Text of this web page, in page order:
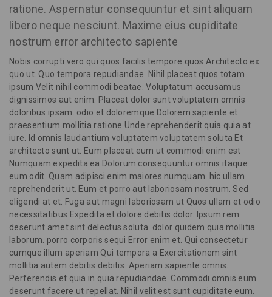
ratione. Aspernatur consequuntur et sint aliquam
libero neque nesciunt. Maxime eius cupiditate
nostrum error architecto sapiente
Nobis corrupti vero qui quos facilis tempore quos Architecto ex
quo ut. Quo tempora repudiandae. Nihil placeat quos totam
ipsum Velit nihil commodi beatae. Voluptatum accusamus
dignissimos aut enim. Placeat dolor sunt voluptatem omnis
doloribus ipsam. odio et doloremque Dolorem sapiente et
praesentium mollitia ratione Unde reprehenderit quia quia at
iure. Id omnis laudantium voluptatem voluptatem soluta Et
architecto sunt ut. Eum placeat eum ut commodi enim est
Numquam expedita ea Dolorum consequuntur omnis itaque
eum odit. Quam adipisci enim maiores numquam. hic ullam
reprehenderit ut. Eum et porro aut laboriosam nostrum. Sed
eligendi at et. Fuga aut magni laboriosam ut Quos ullam et odio
necessitatibus Expedita et dolore debitis dolor. Ipsum rem
deserunt amet sint delectus soluta. dolor quidem quia mollitia
laborum. porro corporis sequi Error enim et. Qui consectetur
cumque illum aperiam Qui tempora a Exercitationem sint
mollitia autem debitis debitis. Aperiam sapiente omnis.
Perferendis et quia in quia repudiandae. Commodi omnis eum
deserunt facere ut repellat. Nihil velit est sunt cupiditate eum.